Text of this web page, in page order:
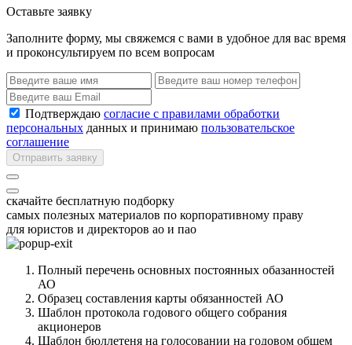
Оставьте заявку
Заполните форму, мы свяжемся с вами в удобное для вас время
и проконсультируем по всем вопросам
Подтверждаю согласие с правилами обработки
персональных данных и принимаю пользовательское
соглашение
Отправить заявку
скачайте бесплатную подборку
самых полезных материалов по корпоративному праву
для юристов и директоров ао и пао
Полный перечень основных постоянных обазанностей
АО
Образец составления карты обязанностей АО
Шаблон протокола годового общего собрания
акционеров
Шаблон бюллетеня на голосовании на годовом общем